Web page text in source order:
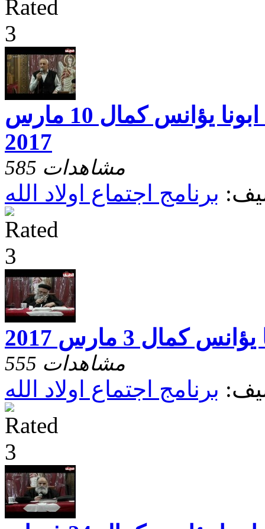
اجتماع اولاد الله ابونا يؤانس كمال 10 مارس
2017
585 مشاهدات
برنامج اجتماع اولاد الله
كمال 3 مارس 2017
555 مشاهدات
برنامج اجتماع اولاد الله